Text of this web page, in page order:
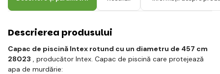
Descrierea produsului
Capac de piscină Intex rotund cu un diametru de 457 cm
28023 , producător Intex. Capac de piscină care protejează
apa de murdărie: